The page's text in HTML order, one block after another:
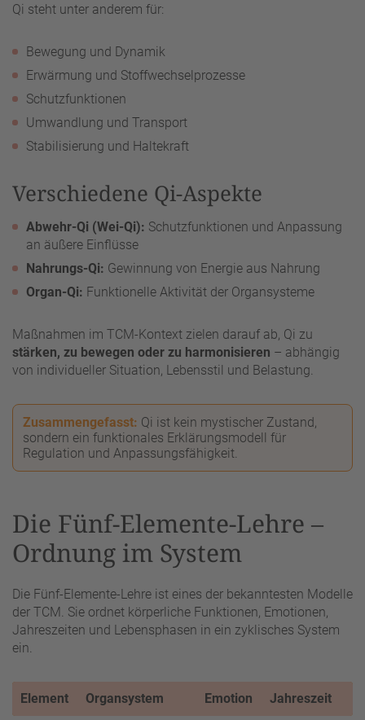
Qi steht unter anderem für:
Bewegung und Dynamik
Erwärmung und Stoffwechselprozesse
Schutzfunktionen
Umwandlung und Transport
Stabilisierung und Haltekraft
Verschiedene Qi-Aspekte
Abwehr-Qi (Wei-Qi): Schutzfunktionen und Anpassung
an äußere Einflüsse
Nahrungs-Qi: Gewinnung von Energie aus Nahrung
Organ-Qi: Funktionelle Aktivität der Organsysteme
Maßnahmen im TCM-Kontext zielen darauf ab, Qi zu
stärken, zu bewegen oder zu harmonisieren – abhängig
von individueller Situation, Lebensstil und Belastung.
Zusammengefasst: Qi ist kein mystischer Zustand,
sondern ein funktionales Erklärungsmodell für
Regulation und Anpassungsfähigkeit.
Die Fünf-Elemente-Lehre –
Ordnung im System
Die Fünf-Elemente-Lehre ist eines der bekanntesten Modelle
der TCM. Sie ordnet körperliche Funktionen, Emotionen,
Jahreszeiten und Lebensphasen in ein zyklisches System
ein.
Element Organsystem Emotion Jahreszeit